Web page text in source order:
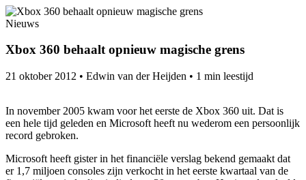
Nieuws
Xbox 360 behaalt opnieuw magische grens
21 oktober 2012 • Edwin van der Heijden • 1 min leestijd
In november 2005 kwam voor het eerste de Xbox 360 uit. Dat is
een hele tijd geleden en Microsoft heeft nu wederom een persoonlijk
record gebroken.
Microsoft heeft gister in het financiële verslag bekend gemaakt dat
er 1,7 miljoen consoles zijn verkocht in het eerste kwartaal van de